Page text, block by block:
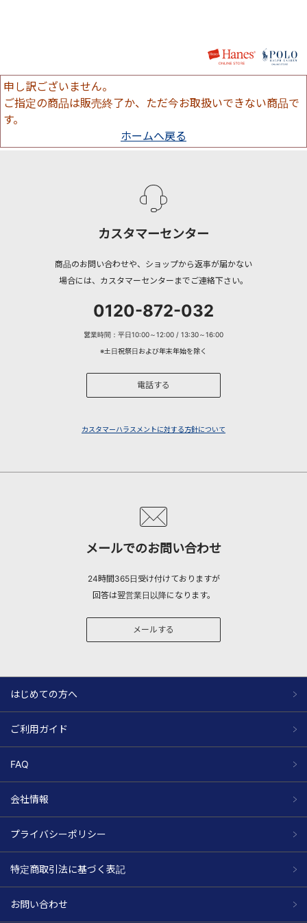
申し訳ございません。
ご指定の商品は販売終了か、ただ今お取扱いできない商品で
す。
ホームへ戻る
カスタマーセンター
商品のお問い合わせや、ショップから返事が届かない
場合には、カスタマーセンターまでご連絡下さい。
0120-872-032
営業時間：平日10:00～12:00 / 13:30～16:00
※土日祝祭日および年末年始を除く
電話する
カスタマーハラスメントに対する方針について
メールでのお問い合わせ
24時間365日受け付けておりますが
回答は翌営業日以降になります。
メールする
はじめての方へ
ご利用ガイド
FAQ
会社情報
プライバシーポリシー
特定商取引法に基づく表記
お問い合わせ